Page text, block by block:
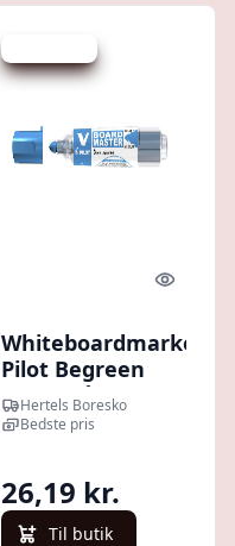
Quick
Whiteboardmarker
Pilot Begreen
Rund blå
Hertels Boresko
Bedste pris
26,19 kr.
Til butik